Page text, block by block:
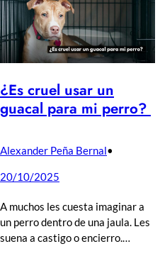
¿Es cruel usar un
guacal para mi perro?
Alexander Peña Bernal•
20/10/2025
A muchos les cuesta imaginar a
un perro dentro de una jaula. Les
suena a castigo o encierro.…